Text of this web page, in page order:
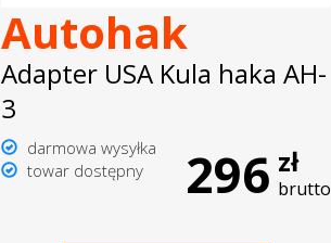
Autohak
Adapter USA Kula haka AH-
3
darmowa wysyłka
towar dostępny
296 zł
brutto